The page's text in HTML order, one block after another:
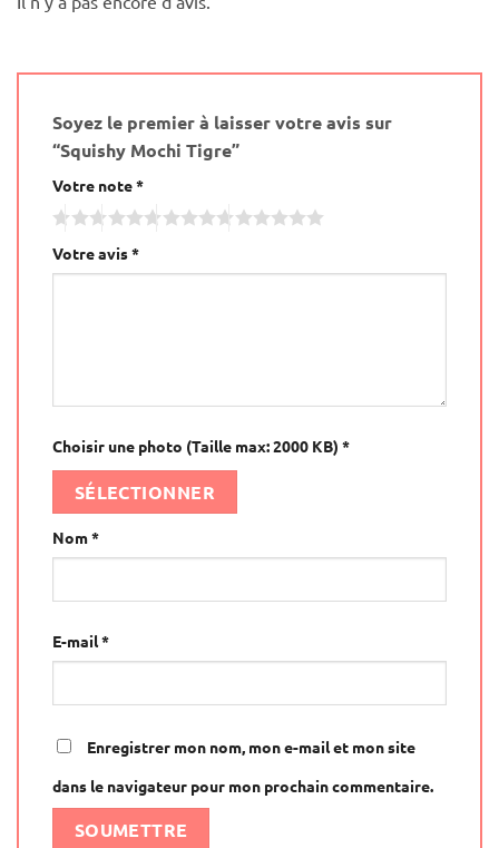
5
Soyez le premier à laisser votre avis sur
“Squishy Mochi Tigre”
Votre note*
Votre avis*
Choisir une photo (Taille max: 2000 KB) *
SÉLECTIONNER
Nom*
E-mail*
Enregistrer mon nom, mon e-mail et mon site
dans le navigateur pour mon prochain commentaire.